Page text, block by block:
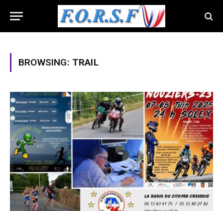
BROWSING: TRAIL